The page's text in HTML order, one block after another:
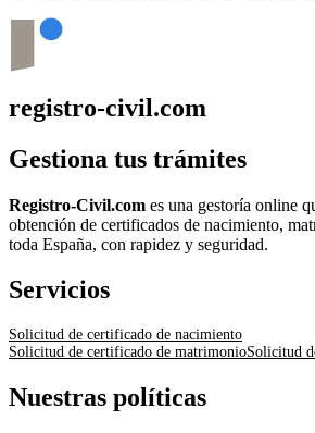
registro-civil.com
Gestiona tus trámites
Registro-Civil.com es una gestoría online
obtención de certificados de nacimiento,
toda España, con rapidez y seguridad.
Servicios
Solicitud de certificado de nacimiento
Solicitud de certificado de matrimonioSolicitud
Nuestras políticas